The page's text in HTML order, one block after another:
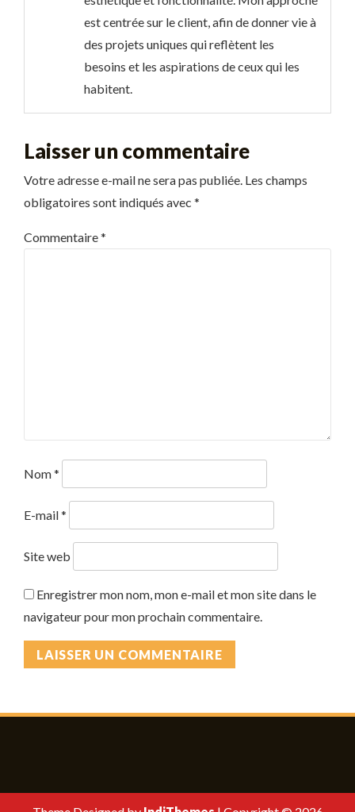
est centrée sur le client, afin de donner vie à
des projets uniques qui reflètent les
besoins et les aspirations de ceux qui les
habitent.
Laisser un commentaire
Votre adresse e-mail ne sera pas publiée. Les champs
obligatoires sont indiqués avec *
Commentaire*
Nom*
E-mail*
Site web
Enregistrer mon nom, mon e-mail et mon site dans le
navigateur pour mon prochain commentaire.